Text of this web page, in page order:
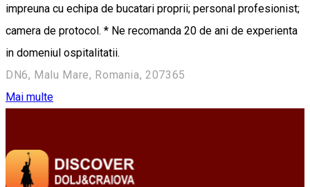
impreuna cu echipa de bucatari proprii; personal profesionist;
camera de protocol. * Ne recomanda 20 de ani de experienta
in domeniul ospitalitatii.
DN6, Malu Mare, Romania, 207365
Mai multe